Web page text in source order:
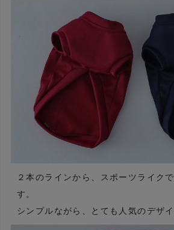
２本のラインから、スポーツライク
す。
シンプルながら、とても人気のデザイ